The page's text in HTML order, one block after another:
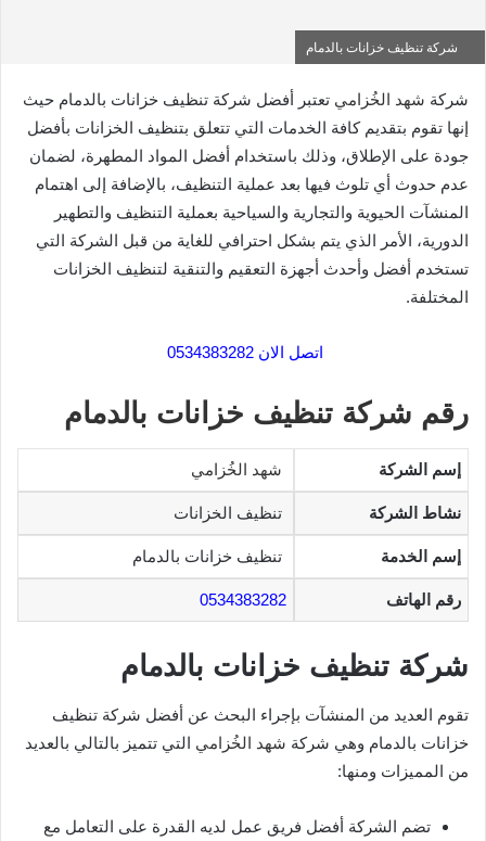
شركة تنظيف خزانات بالدمام
شركة شهد الخُزامي تعتبر أفضل شركة تنظيف خزانات بالدمام حيث
إنها تقوم بتقديم كافة الخدمات التي تتعلق بتنظيف الخزانات بأفضل
جودة على الإطلاق، وذلك باستخدام أفضل المواد المطهرة، لضمان
عدم حدوث أي تلوث فيها بعد عملية التنظيف، بالإضافة إلى اهتمام
المنشآت الحيوية والتجارية والسياحية بعملية التنظيف والتطهير
الدورية، الأمر الذي يتم بشكل احترافي للغاية من قبل الشركة التي
تستخدم أفضل وأحدث أجهزة التعقيم والتنقية لتنظيف الخزانات
المختلفة.
اتصل الان 0534383282
رقم شركة تنظيف خزانات بالدمام
إسم الشركة شهد الخُزامي
نشاط الشركة تنظيف الخزانات
إسم الخدمة تنظيف خزانات بالدمام
رقم الهاتف 0534383282
شركة تنظيف خزانات بالدمام
تقوم العديد من المنشآت بإجراء البحث عن أفضل شركة تنظيف
خزانات بالدمام وهي شركة شهد الخُزامي التي تتميز بالتالي بالعديد
من المميزات ومنها:
تضم الشركة أفضل فريق عمل لديه القدرة على التعامل مع